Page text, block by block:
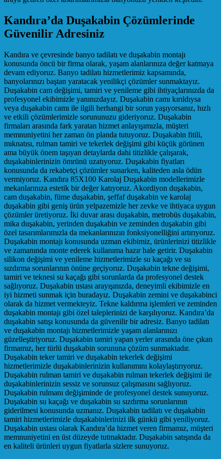
Kandıra’da Duşakabin Çözümlerinde
Güvenilir Adresiniz
Kandıra ve çevresinde banyo tadilatı ve duşakabin montajı
konusunda öncü bir firma olarak, yaşam alanlarınıza değer katmaya
devam ediyoruz. Banyo tadilatı hizmetlerimiz kapsamında,
banyolarınızı baştan yaratacak yenilikçi çözümler sunmaktayız.
Duşakabin cam değişimi, tamiri ve yenileme gibi ihtiyaçlarınızda da
profesyonel ekibimizle yanınızdayız. Duşakabin camı kırıldıysa
veya duşakabin camı ile ilgili herhangi bir sorun yaşıyorsanız, hızlı
ve etkili çözümlerimizle sorununuzu gideriyoruz. Duşakabin
firmaları arasında fark yaratan hizmet anlayışımızla, müşteri
memnuniyetini her zaman ön planda tutuyoruz. Duşakabin fitili,
mıknatısı, rulman tamiri ve tekerlek değişimi gibi küçük görünen
ama büyük önem taşıyan detaylarda dahi titizlikle çalışarak,
duşakabinlerinizin ömrünü uzatıyoruz. Duşakabin fiyatları
konusunda da rekabetçi çözümler sunarken, kaliteden asla ödün
vermiyoruz. Kandıra 85X100 Karolaj Duşakabin modellerimizle
mekanlarınıza estetik bir değer katıyoruz. Akordiyon duşakabin,
cam duşakabin, füme duşakabin, şeffaf duşakabin ve karolaj
duşakabin gibi geniş ürün yelpazemizle her zevke ve ihtiyaca uygun
çözümler üretiyoruz. İki duvar arası duşakabin, metrobüs duşakabin,
mika duşakabin, yerinden duşakabin ve zeminden duşakabin gibi
özel tasarımlarımızla da mekanlarınızın fonksiyonelliğini artırıyoruz.
Duşakabin montajı konusunda uzman ekibimiz, ürünlerinizi titizlikle
ve zamanında monte ederek kullanıma hazır hale getirir. Duşakabin
silikon değişimi ve yenileme hizmetlerimizle su kaçağı ve su
sızdırma sorunlarının önüne geçiyoruz. Duşakabin tekne değişimi,
tamiri ve teknesi su kaçağı gibi sorunlarda da profesyonel destek
sağlıyoruz. Duşakabin ustası arayışınızda, deneyimli ekibimizle en
iyi hizmeti sunmak için buradayız. Duşakabin zemini ve duşakabinci
olarak da hizmet vermekteyiz. Tekne kaldırma işlemleri ve zeminden
duşakabin montajı gibi özel taleplerinizi de karşılıyoruz. Kandıra’da
duşakabin satışı konusunda da güvenilir bir adresiz. Banyo tadilatı
ve duşakabin montajı hizmetlerimizle yaşam alanlarınızı
güzelleştiriyoruz. Duşakabin tamiri yapan yerler arasında öne çıkan
firmamız, her türlü duşakabin sorununa çözüm sunmaktadır.
Duşakabin teker tamiri ve duşakabin tekerlek değişimi
hizmetlerimizle duşakabinlerinizin kullanımını kolaylaştırıyoruz.
Duşakabin rulman tamiri ve duşakabin rulman tekerlek değişimi ile
duşakabinlerinizin sessiz ve sorunsuz çalışmasını sağlıyoruz.
Duşakabin rulmanı değişiminde de profesyonel destek sunuyoruz.
Duşakabin su kaçağı ve duşakabin su sızdırma sorunlarının
giderilmesi konusunda uzmanız. Duşakabin tadilatı ve duşakabin
tamiri hizmetlerimizle duşakabinlerinizi ilk günkü gibi yeniliyoruz.
Duşakabin ustası olarak Kandıra’da hizmet veren firmamız, müşteri
memnuniyetini en üst düzeyde tutmaktadır. Duşakabin satışında da
en kaliteli ürünleri uygun fiyatlarla sizlere sunuyoruz.